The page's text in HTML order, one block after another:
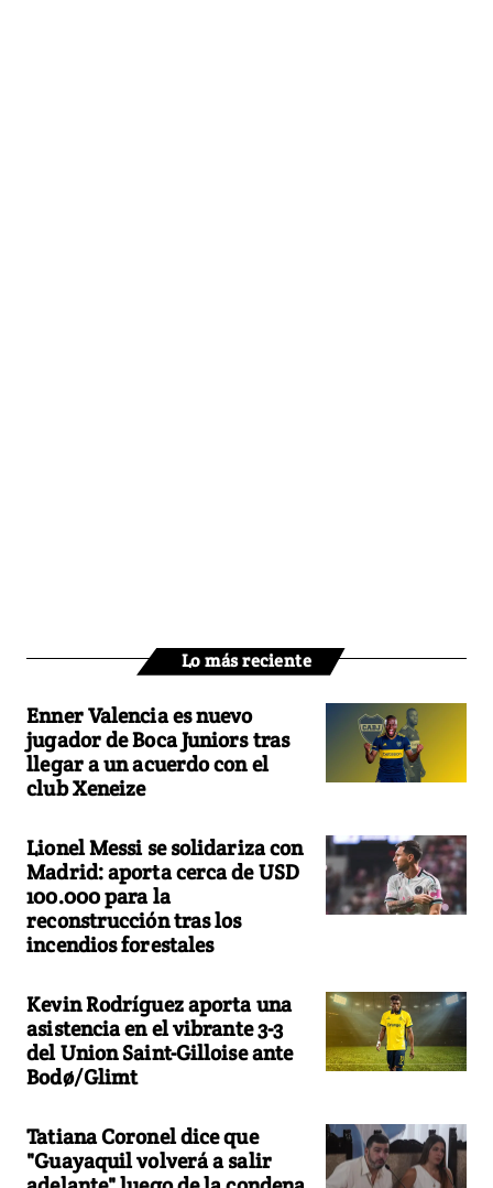
Lo más reciente
Enner Valencia es nuevo
jugador de Boca Juniors tras
llegar a un acuerdo con el
club Xeneize
Lionel Messi se solidariza con
Madrid: aporta cerca de USD
100.000 para la
reconstrucción tras los
incendios forestales
Kevin Rodríguez aporta una
asistencia en el vibrante 3-3
del Union Saint-Gilloise ante
Bodø/Glimt
Tatiana Coronel dice que
"Guayaquil volverá a salir